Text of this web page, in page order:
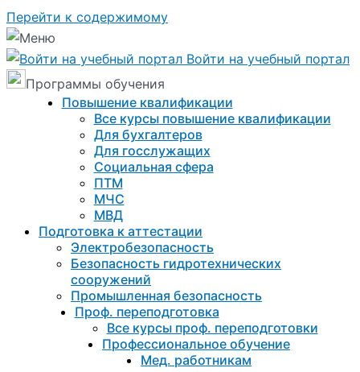
Перейти к содержимому
Войти на учебный портал
Программы обучения
Повышение квалификации
Все курсы повышение квалификации
Для бухгалтеров
Для госслужащих
Социальная сфера
ПТМ
МЧС
МВД
Подготовка к aттестации
Электробезопасность
Безопасность гидротехнических
сооружений
Промышленная безопасность
Проф. переподготовка
Все курсы проф. переподготовки
Профессиональное обучение
Мед. работникам